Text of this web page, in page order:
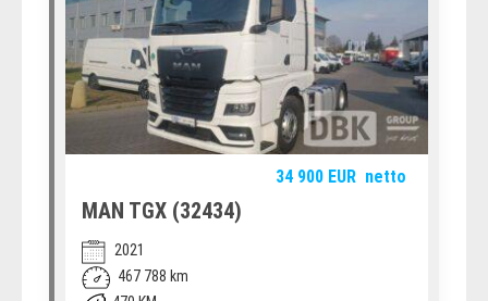
34 900 EUR netto
MAN TGX (32434)
2021
467 788 km